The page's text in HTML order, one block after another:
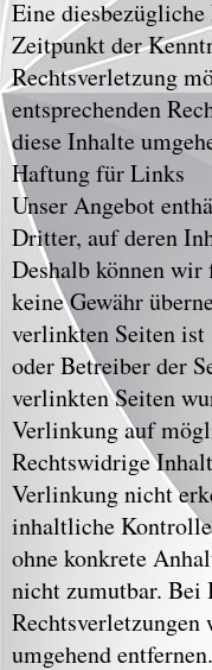
Eine
Zeitpunkt der
Rechtsverletzung
entsprechenden
diese Inhalte
Haftung für Links
Unser Angebot
Dritter, auf deren
Deshalb können
keine Gewähr
verlinkten Seiten
oder Betreiber der
verlinkten Seiten
Verlinkung auf
Rechtswidrige
Verlinkung nicht
inhaltliche
ohne konkrete
nicht zumutbar. Bei
umgehend entfernen.